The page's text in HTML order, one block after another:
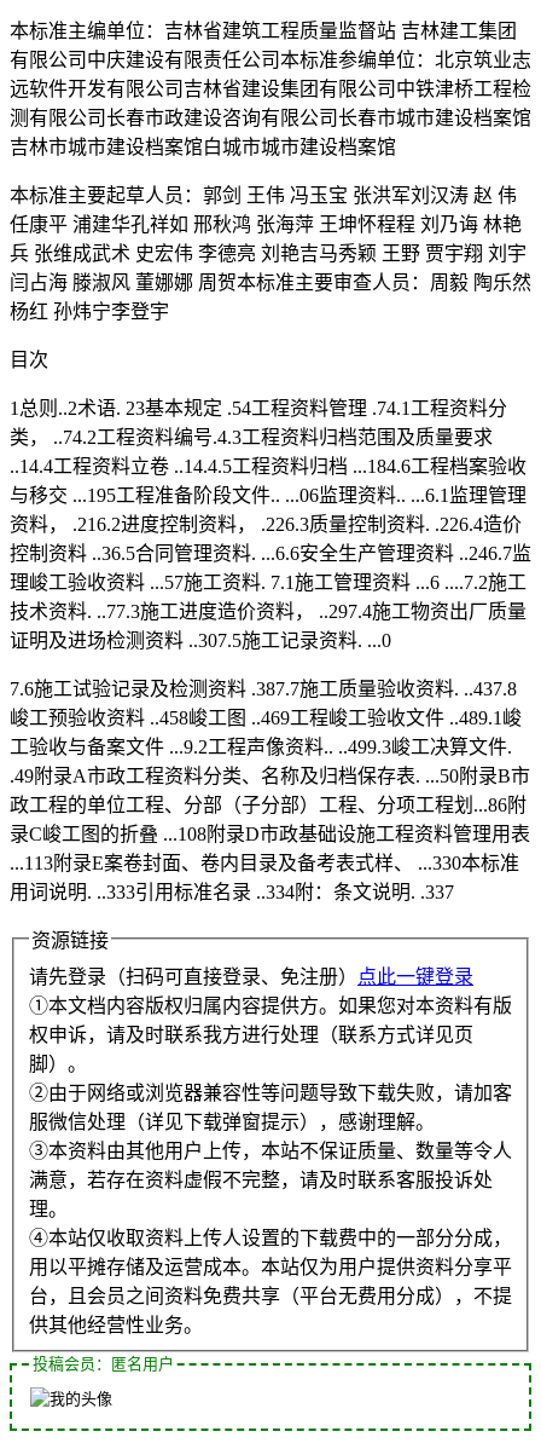
本标准主编单位：吉林省建筑工程质量监督站 吉林建工集团
有限公司中庆建设有限责任公司本标准参编单位：北京筑业志
远软件开发有限公司吉林省建设集团有限公司中铁津桥工程检
测有限公司长春市政建设咨询有限公司长春市城市建设档案馆
吉林市城市建设档案馆白城市城市建设档案馆
本标准主要起草人员：郭剑 王伟 冯玉宝 张洪军刘汉涛 赵 伟
任康平 浦建华孔祥如 邢秋鸿 张海萍 王坤怀程程 刘乃诲 林艳
兵 张维成武术 史宏伟 李德亮 刘艳吉马秀颖 王野 贾宇翔 刘宇
闫占海 滕淑风 董娜娜 周贺本标准主要审查人员：周毅 陶乐然
杨红 孙炜宁李登宇
目次
1总则..2术语. 23基本规定 .54工程资料管理 .74.1工程资料分
类， ..74.2工程资料编号.4.3工程资料归档范围及质量要求
..14.4工程资料立卷 ..14.4.5工程资料归档 ...184.6工程档案验收
与移交 ...195工程准备阶段文件.. ...06监理资料.. ...6.1监理管理
资料， .216.2进度控制资料， .226.3质量控制资料. .226.4造价
控制资料 ..36.5合同管理资料. ...6.6安全生产管理资料 ..246.7监
理峻工验收资料 ...57施工资料. 7.1施工管理资料 ...6 ....7.2施工
技术资料. ..77.3施工进度造价资料， ..297.4施工物资出厂质量
证明及进场检测资料 ..307.5施工记录资料. ...0
7.6施工试验记录及检测资料 .387.7施工质量验收资料. ..437.8
峻工预验收资料 ..458峻工图 ..469工程峻工验收文件 ..489.1峻
工验收与备案文件 ...9.2工程声像资料.. ..499.3峻工决算文件.
.49附录A市政工程资料分类、名称及归档保存表. ...50附录B市
政工程的单位工程、分部（子分部）工程、分项工程划...86附
录C峻工图的折叠 ...108附录D市政基础设施工程资料管理用表
...113附录E案卷封面、卷内目录及备考表式样、 ...330本标准
用词说明. ..333引用标准名录 ..334附：条文说明. .337
资源链接
请先登录（扫码可直接登录、免注册）
点此一键登录
①本文档内容版权归属内容提供方。如果您对本资料有版
权申诉，请及时联系我方进行处理（联系方式详见页
脚）。
②由于网络或浏览器兼容性等问题导致下载失败，请加客
服微信处理（详见下载弹窗提示），感谢理解。
③本资料由其他用户上传，本站不保证质量、数量等令人
满意，若存在资料虚假不完整，请及时联系客服投诉处
理。
④本站仅收取资料上传人设置的下载费中的一部分分成，
用以平摊存储及运营成本。本站仅为用户提供资料分享平
台，且会员之间资料免费共享（平台无费用分成），不提
供其他经营性业务。
投稿会员：匿名用户